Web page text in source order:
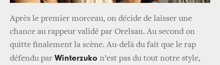
Après le premier morceau, on décide de laisser une
chance au rappeur validé par Orelsan. Au second on
quitte finalement la scène. Au-delà du fait que le rap
défendu par Winterzuko n’est pas du tout notre style,